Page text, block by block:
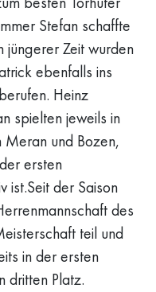
Stefan schaffte
jüngerer Zeit wurden
ebenfalls ins
Heinz
spielten jeweils in
und Bozen,
ersten
ist.Seit der Saison
des
teil und
in der ersten
dritten Platz.